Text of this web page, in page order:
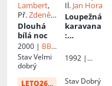
Lambert,
Př.Zdeněk
Hron
Dlouhá
bílá noc
2000 | BB
art
StavVelmi
dobrý
LETO26od: 34 Kč
Il. Jan Hora
Loupežná
karavana
:
ý román
1992 |
Stav Dobrý